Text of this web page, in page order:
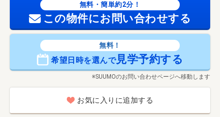
無料・簡単約2分！
この物件にお問い合わせする
無料！
希望日時を選んで見学予約する
※SUUMOのお問い合わせページへ移動します
お気に入りに追加する